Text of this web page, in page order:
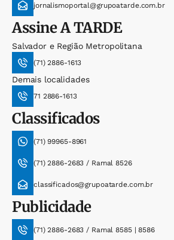
jornalismoportal@grupoatarde.com.br
AssineA TARDE
Salvador e Região Metropolitana
(71) 2886-1613
Demais localidades
71 2886-1613
Classificados
(71) 99965-8961
(71) 2886-2683 / Ramal 8526
classificados@grupoatarde.com.br
Publicidade
(71) 2886-2683 / Ramal 8585 | 8586